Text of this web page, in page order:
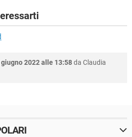
giugno 2022 alle 13:58da Claudia